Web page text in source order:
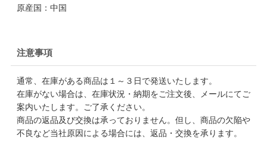
原産国：中国
注意事項
通常、在庫がある商品は１～３日で発送いたします。
在庫がない場合は、在庫状況・納期をご注文後、メールにてご
案内いたします。ご了承ください。
商品の返品及び交換は承っておりません。但し、商品の欠陥や
不良など当社原因による場合には、返品・交換を承ります。